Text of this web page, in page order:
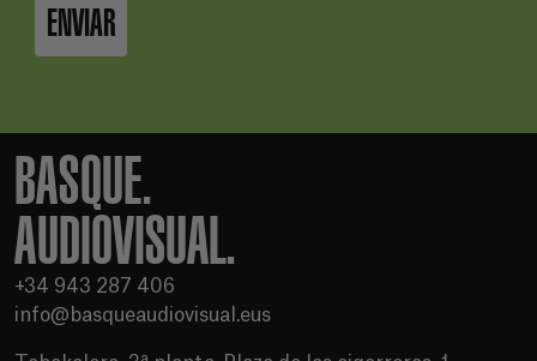
ENVIAR
BASQUE.
AUDIOVISUAL.
+34 943 287 406
info@basqueaudiovisual.eus